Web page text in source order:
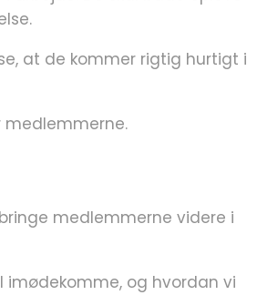
at de kommer rigtig hurtigt i
medlemmerne.
medlemmerne videre i
imødekomme, og hvordan vi